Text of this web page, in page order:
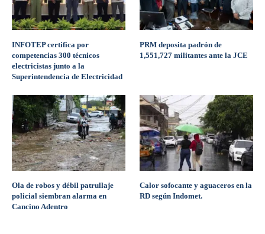
INFOTEP certifica por
competencias 300 técnicos
electricistas junto a la
Superintendencia de Electricidad
PRM deposita padrón de
1,551,727 militantes ante la JCE
Ola de robos y débil patrullaje
policial siembran alarma en
Cancino Adentro
Calor sofocante y aguaceros en la
RD según Indomet.